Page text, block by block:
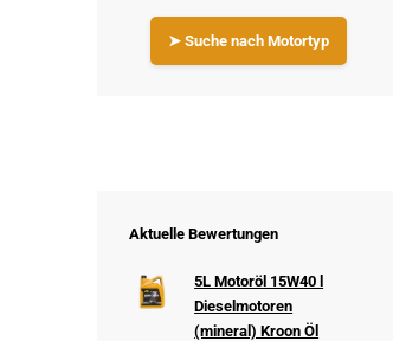
➤ Suche nach Motortyp
Aktuelle Bewertungen
5L Motoröl 15W40 l
Dieselmotoren
(mineral) Kroon Öl